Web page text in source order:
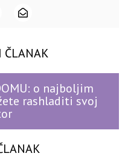
ČLANAK
o najboljim
rashladiti svoj